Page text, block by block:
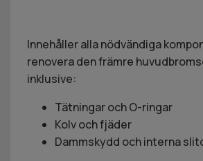
Innehåller alla nödvändiga
renovera den främre
inklusive:
Tätningar och O-ringar
Kolv och fjäder
Dammskydd och interna